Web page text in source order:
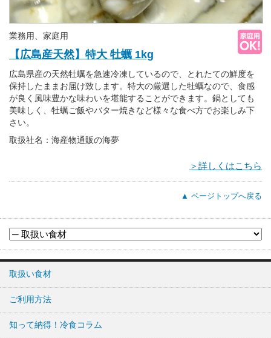
業務用、家庭用
【広島産天然】特大 牡蠣 1kg
広島県産の天然牡蠣を急速冷凍しているので、とれたての鮮度を
保持したままお届け致します。特大の厳選した牡蠣なので、食感
が良く風味豊かな味わいを堪能することができます。鍋としても
美味しく、牡蠣ご飯やバター焼きなど様々な食べ方でお楽しみ下
さい。
取扱社名：海産物通販の海夢
＞詳しくはこちら
▲ ページトップへ戻る
取扱い食材
ご利用方法
知って納得！冷食コラム